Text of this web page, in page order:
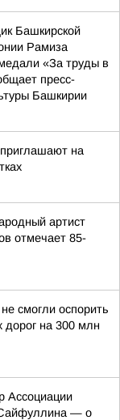
Башкирской
Рамиза
«За труды в
пресс-
Башкирии
на
артист
отмечает 85-
смогли оспорить
дорог на 300 млн
Ассоциации
— о